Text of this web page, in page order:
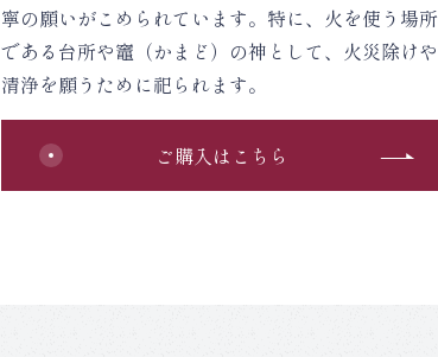
寧の願いがこめられています。特に、火を使う場所
である台所や竈（かまど）の神として、火災除けや
清浄を願うために祀られます。
ご購入はこちら